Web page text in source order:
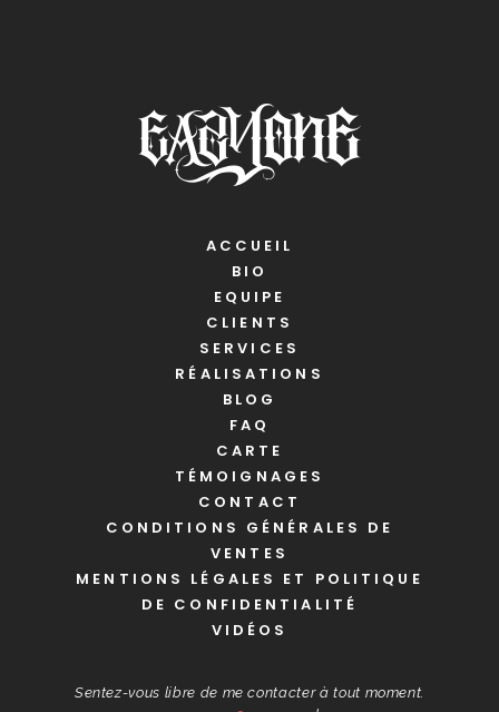
ACCUEIL
BIO
EQUIPE
CLIENTS
SERVICES
RÉALISATIONS
BLOG
FAQ
CARTE
TÉMOIGNAGES
CONTACT
CONDITIONS GÉNÉRALES DE
VENTES
MENTIONS LÉGALES ET POLITIQUE
DE CONFIDENTIALITÉ
VIDÉOS
Sentez-vous libre de me contacter à tout moment.